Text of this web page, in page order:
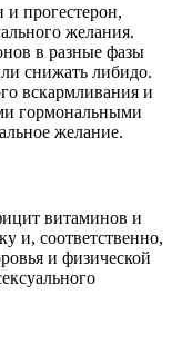
и прогестерон,
желания.
в разные фазы
снижать либидо.
вскармливания и
гормональными
желание.
витаминов и
и, соответственно,
и физической